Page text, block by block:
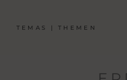
TEMAS | THEMEN